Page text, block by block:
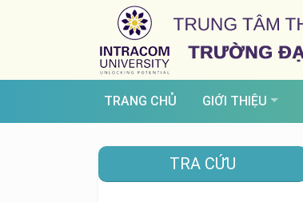
TRANG CHỦ GIỚI THIỆU
TRA CỨU